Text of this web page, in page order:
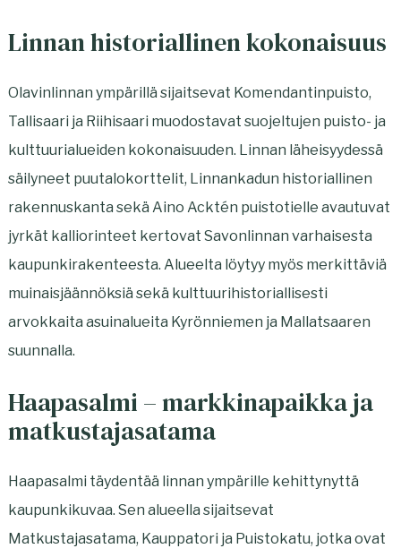
Linnan historiallinen kokonaisuus
Olavinlinnan ympärillä sijaitsevat Komendantinpuisto,
Tallisaari ja Riihisaari muodostavat suojeltujen puisto- ja
kulttuurialueiden kokonaisuuden. Linnan läheisyydessä
säilyneet puutalokorttelit, Linnankadun historiallinen
rakennuskanta sekä Aino Acktén puistotielle avautuvat
jyrkät kalliorinteet kertovat Savonlinnan varhaisesta
kaupunkirakenteesta. Alueelta löytyy myös merkittäviä
muinaisjäännöksiä sekä kulttuurihistoriallisesti
arvokkaita asuinalueita Kyrönniemen ja Mallatsaaren
suunnalla.
Haapasalmi – markkinapaikka ja
matkustajasatama
Haapasalmi täydentää linnan ympärille kehittynyttä
kaupunkikuvaa. Sen alueella sijaitsevat
Matkustajasatama, Kauppatori ja Puistokatu, jotka ovat